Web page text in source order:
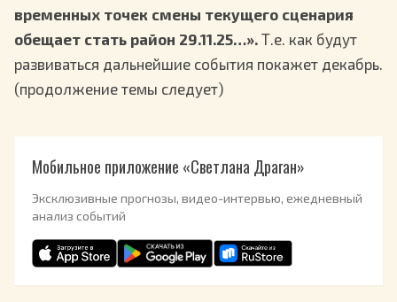
временных точек смены текущего сценария
обещает стать район 29.11.25…». Т.е. как будут
развиваться дальнейшие события покажет декабрь.
(продолжение темы следует)
Мобильное приложение «Светлана Драган»
Эксклюзивные прогнозы, видео-интервью, ежедневный
анализ событий